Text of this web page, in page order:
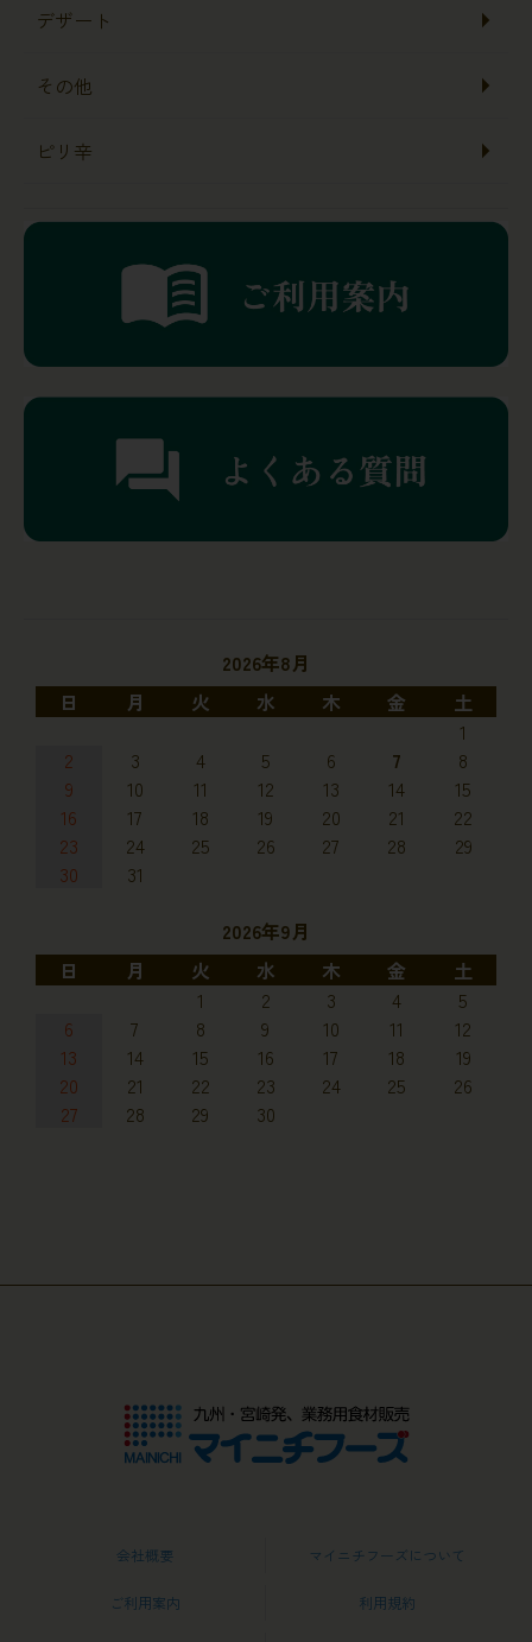
デザート
その他
ピリ辛
2026年8月
日
月 火 水 木 金
土
1
2
3 4 5 6 7
8
9
10 11 12 13 14
15
16
17 18 19 20 21
22
23
24 25 26 27 28
29
30
31
2026年9月
日
月 火 水 木 金
土
1
2 3 4
5
6
7 8 9 10 11
12
13
14 15 16 17 18
19
20
21 22 23 24 25
26
27
28 29 30
会社概要 マイニチフーズについて
ご利用案内 利用規約